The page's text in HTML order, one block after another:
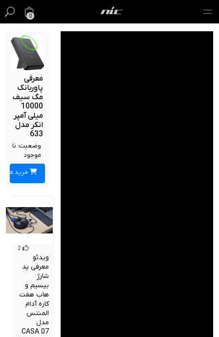
معرفی
پاوربانک
مگ سیف
10000
میلی آمپر
انکر مدل
633
وضعیت:نا
موجود
خرید محصول
2
ویدئو
معرفی پد
شارژ
بیسیم و
هاب هفت
کاره آدام
المنتس
مدل
CASA 07